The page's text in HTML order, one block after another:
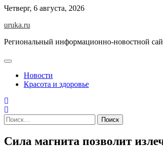
Skip
content
Четверг, 6 августа, 2026
uruka.ru
Региональный информационно-новостной
Новости
Красота и здоровье
Найти:
Сила магнита позволит